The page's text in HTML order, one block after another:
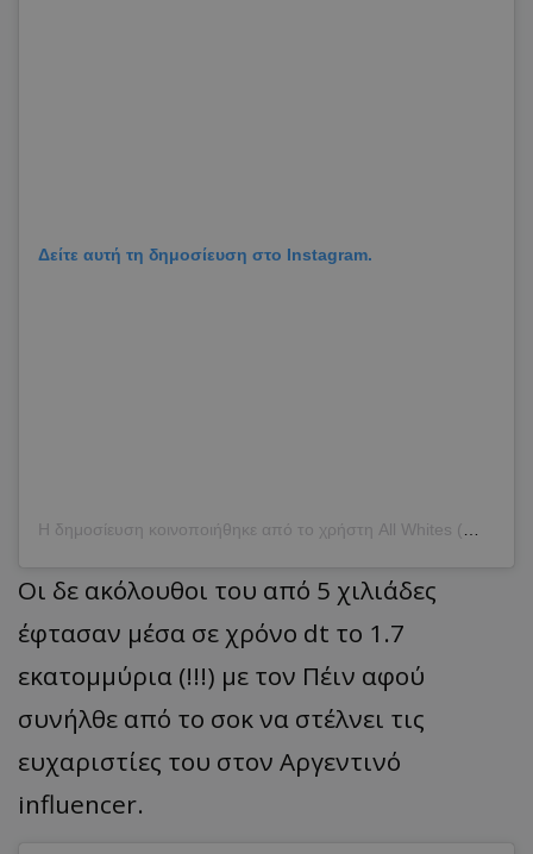
Δείτε αυτή τη δημοσίευση στο Instagram.
Οι δε ακόλουθοι του από 5 χιλιάδες
έφτασαν μέσα σε χρόνο dt το 1.7
εκατομμύρια (!!!) με τον Πέιν αφού
συνήλθε από το σοκνα στέλνει τις
ευχαριστίες του στον Αργεντινό
influencer.